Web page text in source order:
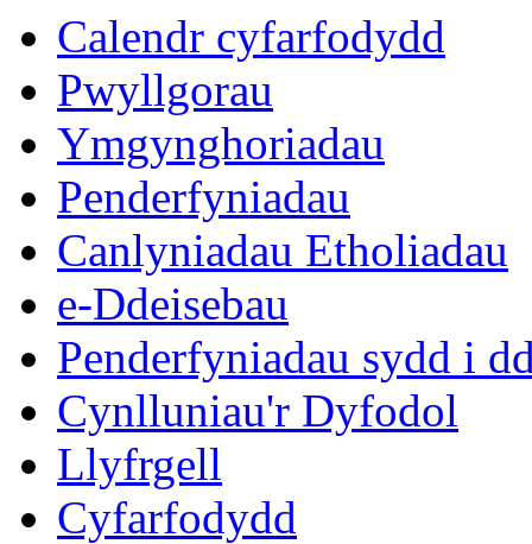
Calendr cyfarfodydd
Pwyllgorau
Ymgynghoriadau
Penderfyniadau
Canlyniadau Etholiadau
e-Ddeisebau
Penderfyniadau sydd i
Cynlluniau'r Dyfodol
Llyfrgell
Cyfarfodydd